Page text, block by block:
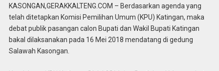
KASONGAN,GERAKKALTENG.COM – Berdasarkan agenda yang
telah ditetapkan Komisi Pemilihan Umum (KPU) Katingan, maka
debat publik pasangan calon Bupati dan Wakil Bupati Katingan
bakal dilaksanakan pada 16 Mei 2018 mendatang di gedung
Salawah Kasongan.